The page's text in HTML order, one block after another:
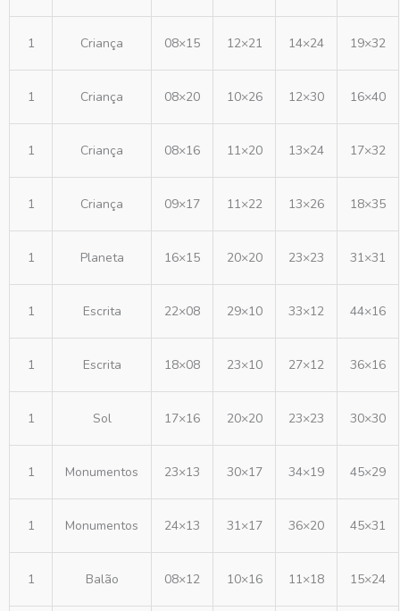
1 Criança 08×15 12×21 14×24 19×32
1 Criança 08×20 10×26 12×30 16×40
1 Criança 08×16 11×20 13×24 17×32
1 Criança 09×17 11×22 13×26 18×35
1 Planeta 16×15 20×20 23×23 31×31
1 Escrita 22×08 29×10 33×12 44×16
1 Escrita 18×08 23×10 27×12 36×16
1 Sol 17×16 20×20 23×23 30×30
1 Monumentos 23×13 30×17 34×19 45×29
1 Monumentos 24×13 31×17 36×20 45×31
1 Balão 08×12 10×16 11×18 15×24